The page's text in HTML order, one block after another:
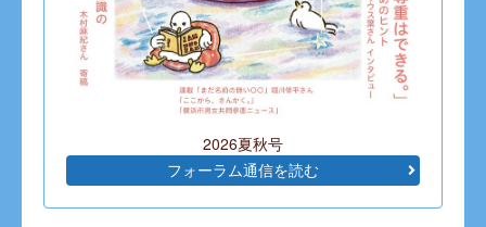
2026夏秋号
フォーラム通信を読む